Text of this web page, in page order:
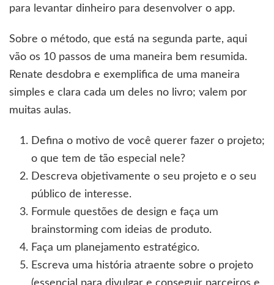
para levantar dinheiro para desenvolver o app.
Sobre o método, que está na segunda parte, aqui
vão os 10 passos de uma maneira bem resumida.
Renate desdobra e exemplifica de uma maneira
simples e clara cada um deles no livro; valem por
muitas aulas.
Defina o motivo de você querer fazer o projeto;
o que tem de tão especial nele?
Descreva objetivamente o seu projeto e o seu
público de interesse.
Formule questões de design e faça um
brainstorming com ideias de produto.
Faça um planejamento estratégico.
Escreva uma história atraente sobre o projeto